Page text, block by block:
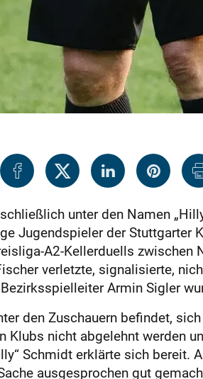
unter den Namen
Jugendspieler der
A2-Kellerduells
verletzte, signalisierte,
Armin Sigler
den Zuschauern befindet,
Klubs nicht abgelehnt werden
Schmidt erklärte sich bereit.
ausgesprochen gut